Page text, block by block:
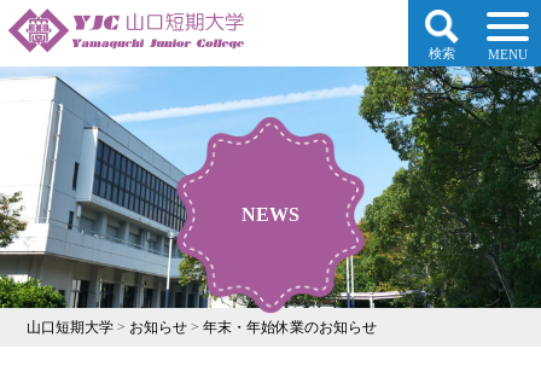
検索 MENU
NEWS
山口短期大学 > お知らせ >年末・年始休業のお知らせ